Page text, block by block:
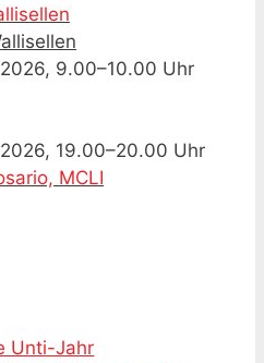
9.00–10.00 Uhr
19.00–20.00 Uhr
MCLI
Unti-Jahr